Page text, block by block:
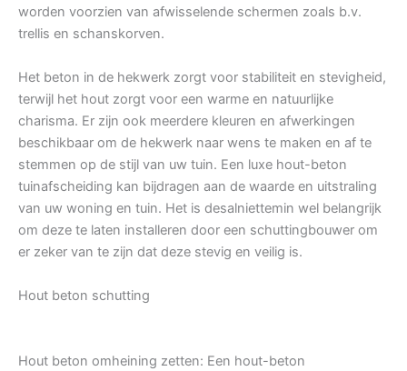
worden voorzien van afwisselende schermen zoals b.v.
trellis en schanskorven.
Het beton in de hekwerk zorgt voor stabiliteit en stevigheid,
terwijl het hout zorgt voor een warme en natuurlijke
charisma. Er zijn ook meerdere kleuren en afwerkingen
beschikbaar om de hekwerk naar wens te maken en af te
stemmen op de stijl van uw tuin. Een luxe hout-beton
tuinafscheiding kan bijdragen aan de waarde en uitstraling
van uw woning en tuin. Het is desalniettemin wel belangrijk
om deze te laten installeren door een schuttingbouwer om
er zeker van te zijn dat deze stevig en veilig is.
Hout beton schutting
Hout beton omheining zetten: Een hout-beton